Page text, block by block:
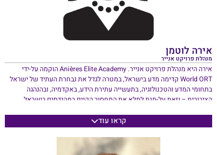
אירה לוטמן
מנהלת פרויקט אנייר
אירה היא מנהלת פרויקט אנייר. Anières Elite Academy הוקמה על-ידי
World ORT קדימה מדע בישראל, במטרה לגדל את נבחרת העתיד של ישראל
בתחומי המדע והטכנולוגיה, בתעשייה עתירת הידע, באקדמיה, ובהנהגה
הציבורית – וזאת על-מנת למלא את המחסור הקיים במהנדסים בישראל.
הפרויקט מבוסס במקור על תכנית החינוך היוקרתית של ארגון החינוך העולמי
World ORT, שפעלה בעיר Anières בשוויץ במשך 50 שנה, במסגרתה התחנכו
מאות תלמידים שהפכו לחוד החנית של המדע, התעשייה, החינוך והטכנולוגיה
קראו עוד